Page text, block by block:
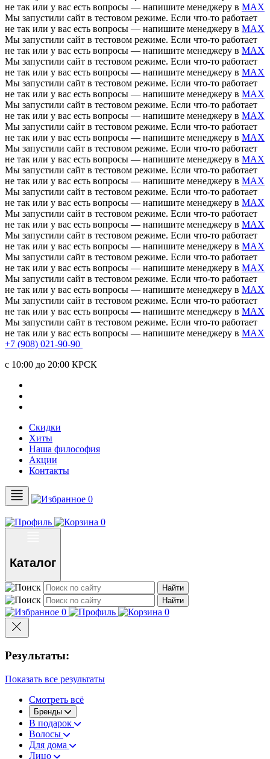
не так или у вас есть вопросы — напишите менеджеру в MAX
Мы запустили сайт в тестовом режиме. Если что-то работает
не так или у вас есть вопросы — напишите менеджеру в MAX
Мы запустили сайт в тестовом режиме. Если что-то работает
не так или у вас есть вопросы — напишите менеджеру в MAX
Мы запустили сайт в тестовом режиме. Если что-то работает
не так или у вас есть вопросы — напишите менеджеру в MAX
Мы запустили сайт в тестовом режиме. Если что-то работает
не так или у вас есть вопросы — напишите менеджеру в MAX
Мы запустили сайт в тестовом режиме. Если что-то работает
не так или у вас есть вопросы — напишите менеджеру в MAX
Мы запустили сайт в тестовом режиме. Если что-то работает
не так или у вас есть вопросы — напишите менеджеру в MAX
Мы запустили сайт в тестовом режиме. Если что-то работает
не так или у вас есть вопросы — напишите менеджеру в MAX
Мы запустили сайт в тестовом режиме. Если что-то работает
не так или у вас есть вопросы — напишите менеджеру в MAX
Мы запустили сайт в тестовом режиме. Если что-то работает
не так или у вас есть вопросы — напишите менеджеру в MAX
Мы запустили сайт в тестовом режиме. Если что-то работает
не так или у вас есть вопросы — напишите менеджеру в MAX
Мы запустили сайт в тестовом режиме. Если что-то работает
не так или у вас есть вопросы — напишите менеджеру в MAX
Мы запустили сайт в тестовом режиме. Если что-то работает
не так или у вас есть вопросы — напишите менеджеру в MAX
Мы запустили сайт в тестовом режиме. Если что-то работает
не так или у вас есть вопросы — напишите менеджеру в MAX
Мы запустили сайт в тестовом режиме. Если что-то работает
не так или у вас есть вопросы — напишите менеджеру в MAX
Мы запустили сайт в тестовом режиме. Если что-то работает
не так или у вас есть вопросы — напишите менеджеру в MAX
+7 (908) 021-90-90
c 10:00 до 20:00 КРСК
Скидки
Хиты
Наша философия
Акции
Контакты
0
0
Каталог
Найти
Найти
0 0
Результаты:
Показать все результаты
Смотреть всё
Бренды
В подарок
Волосы
Для дома
Лицо